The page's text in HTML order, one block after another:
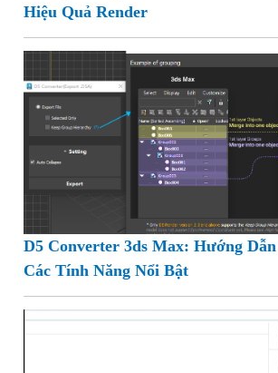
Hiệu Quả Render
D5 Converter 3ds Max: Hướng
Các Tính Năng Nổi Bật